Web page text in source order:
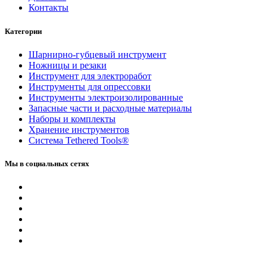
Контакты
Категории
Шарнирно-губцевый инструмент
Ножницы и резаки
Инструмент для электроработ
Инструменты для опрессовки
Инструменты электроизолированные
Запасные части и расходные материалы
Наборы и комплекты
Хранение инс­тру­мен­тов
Система Tethered Tools®
Мы в социальных сетях